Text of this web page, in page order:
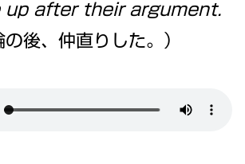
up after their argument.
の後、仲直りした。）